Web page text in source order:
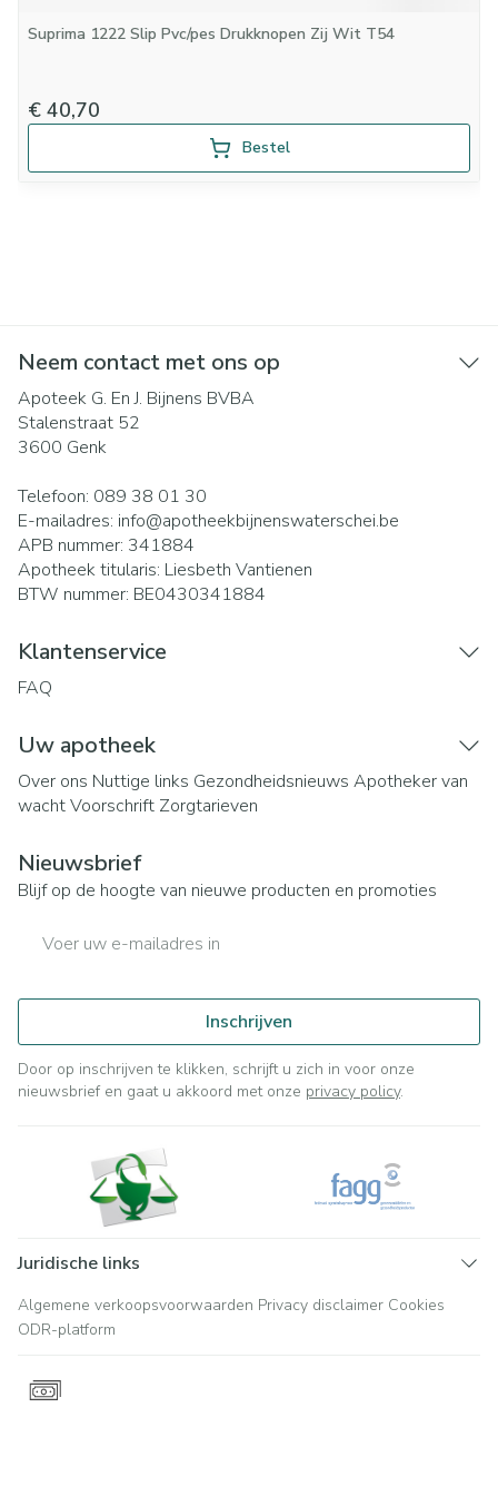
Suprima 1222 Slip Pvc/pes Drukknopen Zij Wit T54
€ 40,70
Bestel
Neem contact met ons op
Apoteek G. En J. Bijnens BVBA
Stalenstraat 52
3600 Genk
Telefoon: 089 38 01 30
E-mailadres: info@apotheekbijnenswaterschei.be
APB nummer: 341884
Apotheek titularis: Liesbeth Vantienen
BTW nummer: BE0430341884
Klantenservice
FAQ
Uw apotheek
Over ons Nuttige links Gezondheidsnieuws Apotheker van
wachtVoorschrift Zorgtarieven
Nieuwsbrief
Blijf op de hoogte van nieuwe producten en promoties
Inschrijven
Door op inschrijven te klikken, schrijft u zich in voor onze
nieuwsbrief en gaat u akkoord met onze privacy policy.
Juridische links
Algemene verkoopsvoorwaarden Privacy disclaimer Cookies
ODR-platform